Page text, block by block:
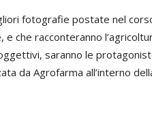
fotografie postate nel
e che racconteranno
saranno le
da Agrofarma all’interno